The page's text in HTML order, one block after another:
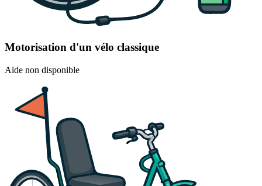
Motorisation d'un vélo classique
Aide non disponible